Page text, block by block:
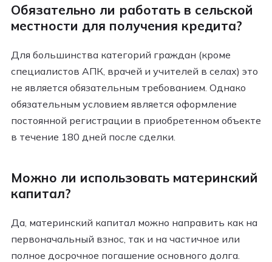
Обязательно ли работать в сельской
местности для получения кредита?
Для большинства категорий граждан (кроме
специалистов АПК, врачей и учителей в селах) это
не является обязательным требованием. Однако
обязательным условием является оформление
постоянной регистрации в приобретенном объекте
в течение 180 дней после сделки.
Можно ли использовать материнский
капитал?
Да, материнский капитал можно направить как на
первоначальный взнос, так и на частичное или
полное досрочное погашение основного долга.